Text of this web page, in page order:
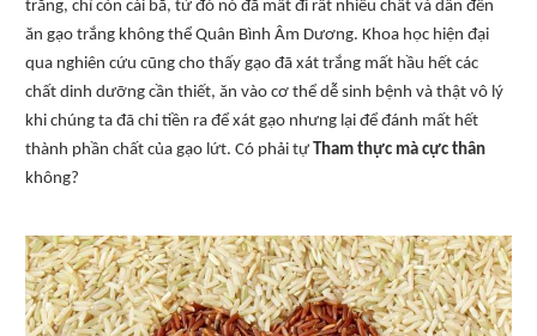
trắng, chỉ còn cái bã, từ đó nó đã mất đi rất nhiều chất và dẫn đến
ăn gạo trắng không thể Quân Bình Âm Dương. Khoa học hiện đại
qua nghiên cứu cũng cho thấy gạo đã xát trắng mất hầu hết các
chất dinh dưỡng cần thiết, ăn vào cơ thể dễ sinh bệnh và thật vô lý
khi chúng ta đã chi tiền ra để xát gạo nhưng lại để đánh mất hết
thành phần chất của gạo lứt. Có phải tự Tham thực mà cực thân
không?